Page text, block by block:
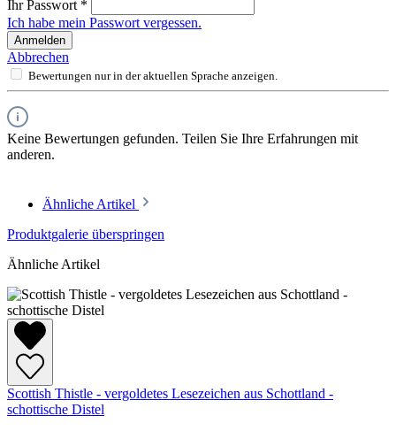
Ihr Passwort *
Ich habe mein Passwort vergessen.
Anmelden
Abbrechen
Bewertungen nur in der aktuellen Sprache anzeigen.
Keine Bewertungen gefunden. Teilen Sie Ihre Erfahrungen mit
anderen.
Ähnliche Artikel
Produktgalerie überspringen
Ähnliche Artikel
Scottish Thistle - vergoldetes Lesezeichen aus Schottland -
schottische Distel